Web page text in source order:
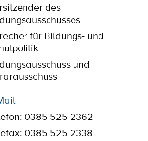
des
für Bildungs- und
und
0385 525 2362
0385 525 2338